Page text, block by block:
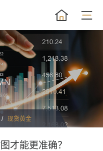
现货黄金
才能更准确？